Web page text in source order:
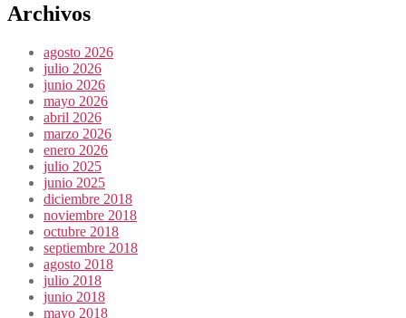
Archivos
agosto 2026
julio 2026
junio 2026
mayo 2026
abril 2026
marzo 2026
enero 2026
julio 2025
junio 2025
diciembre 2018
noviembre 2018
octubre 2018
septiembre 2018
agosto 2018
julio 2018
junio 2018
mayo 2018